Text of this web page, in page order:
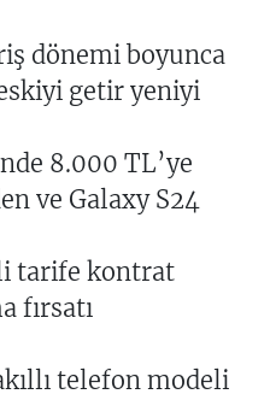
dönemi boyunca
getir yeniyi
8.000 TL’ye
ve Galaxy S24
tarife kontrat
fırsatı
telefon modeli